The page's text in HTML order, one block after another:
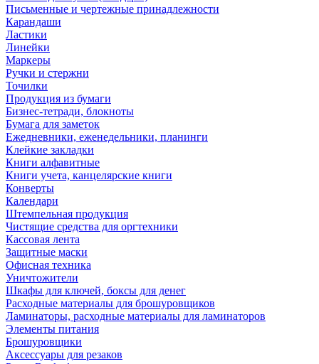
Письменные и чертежные принадлежности
Карандаши
Ластики
Линейки
Маркеры
Ручки и стержни
Точилки
Продукция из бумаги
Бизнес-тетради, блокноты
Бумага для заметок
Ежедневники, еженедельники, планинги
Клейкие закладки
Книги алфавитные
Книги учета, канцелярские книги
Конверты
Календари
Штемпельная продукция
Чистящие средства для оргтехники
Кассовая лента
Защитные маски
Офисная техника
Уничтожители
Шкафы для ключей, боксы для денег
Расходные материалы для брошуровщиков
Ламинаторы, расходные материалы для ламинаторов
Элементы питания
Брошуровщики
Аксессуары для резаков